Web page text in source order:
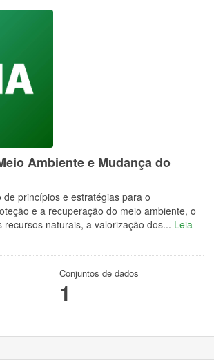
Ambiente e Mudança do
de princípios e estratégias para o
e a recuperação do meio ambiente, o
recursos naturais, a valorização dos... Leia
Conjuntos de dados
1